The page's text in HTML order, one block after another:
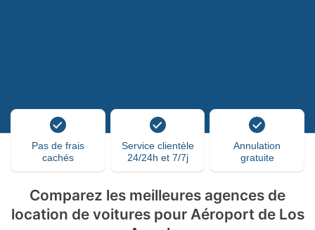
Pas de frais
cachés
Service clientèle
24/24h et 7/7j
Annulation
gratuite
Comparez les meilleures agences de
location de voitures pour Aéroport de Los